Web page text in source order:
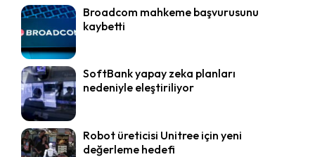
Broadcom mahkeme başvurusunu
kaybetti
SoftBank yapay zeka planları
nedeniyle eleştiriliyor
Robot üreticisi Unitree için yeni
değerleme hedefi